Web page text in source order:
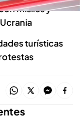
misiles y
turísticas